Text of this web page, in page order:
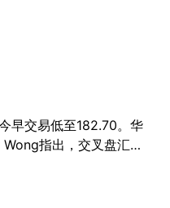
早交易低至182.70。华
指出，交叉盘汇率